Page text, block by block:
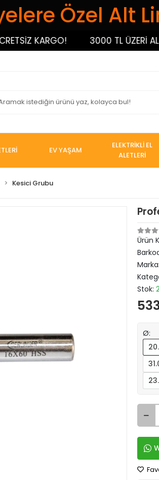
Özel Alt
KARGO! 3000 TL ÜZERİ
EV YAŞAM
ELEKTRİKLİ EL
ALETLERİ
Kesici Grubu
Ürün
Marka:
Stok:
Ø: